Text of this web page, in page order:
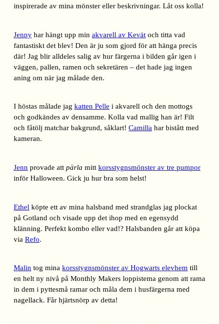
inspirerade av mina mönster eller beskrivningar. Låt oss kolla!
Jenny har hängt upp min akvarell av Kevät och titta vad
fantastiskt det blev! Den är ju som gjord för att hänga precis
där! Jag blir alldeles salig av hur färgerna i bilden går igen i
väggen, pallen, ramen och sekretären – det hade jag ingen
aning om när jag målade den.
I höstas målade jag katten Pelle i akvarell och den mottogs
och godkändes av densamme. Kolla vad mallig han är! Filt
och fåtölj matchar bakgrund, såklart! Camilla har bistått med
kameran.
Jenn provade att pärla mitt korsstygnsmönster av tre pumpor
inför Halloween. Gick ju hur bra som helst!
Ethel köpte ett av mina halsband med strandglas jag plockat
på Gotland och visade upp det ihop med en egensydd
klänning. Perfekt kombo eller vad!? Halsbanden går att köpa
via Refo.
Malin tog mina korsstygnsmönster av Hogwarts elevhem till
en helt ny nivå på Monthly Makers loppistema genom att rama
in dem i pyttesmå ramar och måla dem i husfärgerna med
nagellack. Får hjärtsnörp av detta!